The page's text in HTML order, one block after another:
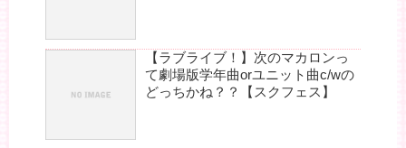
【ラブライブ！】次のマカロンっ
て劇場版学年曲orユニット曲c/wの
どっちかね？？【スクフェス】